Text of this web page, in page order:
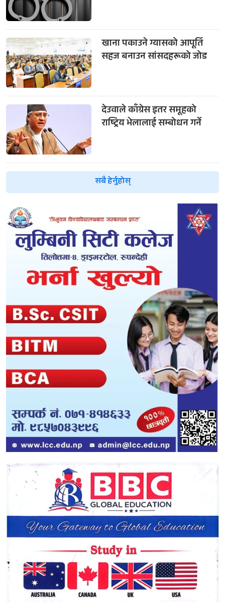
खाना पकाउने ग्यासको आपूर्ति
सहज बनाउन सांसदहरूको जोड
देउवाले काँग्रेस इतर समूहको
राष्ट्रिय भेलालाई सम्बोधन गर्ने
सबै हेर्नुहोस्